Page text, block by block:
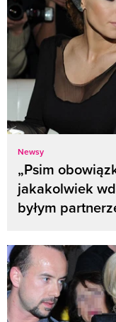
Newsy
„Psim
jakakolwiek
byłym